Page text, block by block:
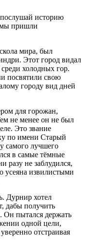
историю
мы пришли
мира, был
Этот город видал
холодных гор.
посвятили свою
городу вид дней
для горожан,
не менее он не был
Это звание
по имени Старый
самого лучшего
в самые тёмные
разу не заблудился,
усеяна извилистыми
Дурнир хотел
дабы получить
Он пытался держать
одной цели,
отстраивая